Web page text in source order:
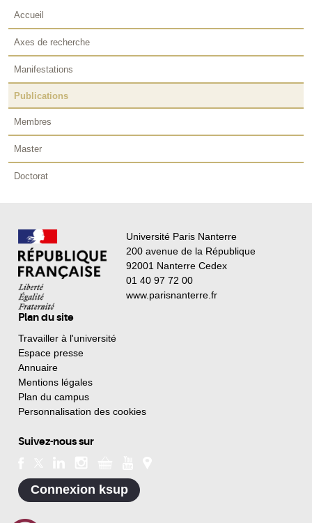
Accueil
Axes de recherche
Manifestations
Publications
Membres
Master
Doctorat
Université Paris Nanterre
200 avenue de la République
92001 Nanterre Cedex
01 40 97 72 00
www.parisnanterre.fr
Plan du site
Travailler à l'université
Espace presse
Annuaire
Mentions légales
Plan du campus
Personnalisation des cookies
Suivez-nous sur
Connexion ksup